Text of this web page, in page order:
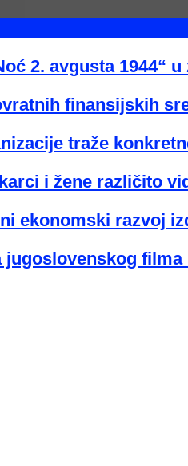
2. avgusta 1944“
finansijskih
traže
i žene različito
ekonomski razvoj
jugoslovenskog filma